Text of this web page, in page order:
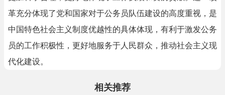
革充分体现了党和国家对于公务员队伍建设的高度重视，是
中国特色社会主义制度优越性的具体体现，有利于激发公务
员的工作积极性，更好地服务于人民群众，推动社会主义现
代化建设。
相关推荐